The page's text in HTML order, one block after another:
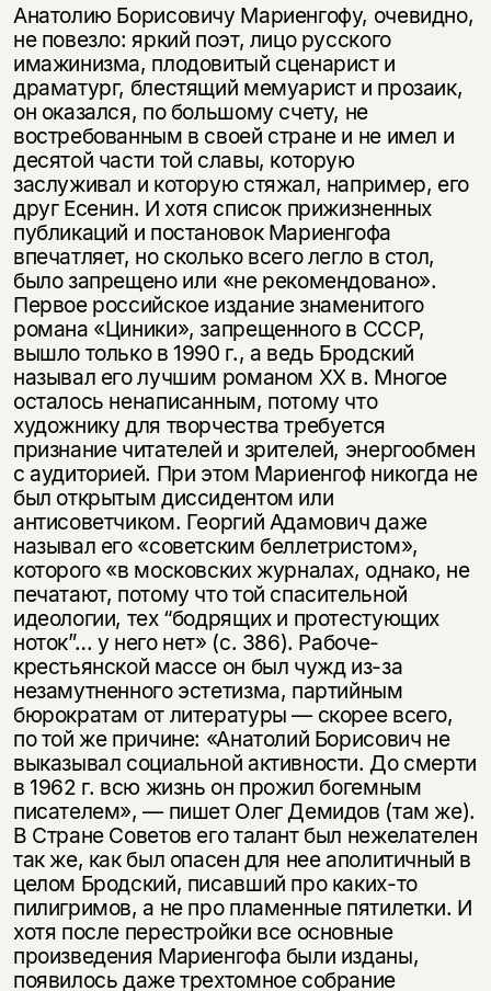
Анатолию Борисовичу Мариенгофу, очевидно,
не повезло: яркий поэт, лицо русского
имажинизма, плодовитый сценарист и
драматург, блестящий мемуарист и прозаик,
он оказался, по большому счету, не
востребованным в своей стране и не имел и
десятой части той славы, которую
заслуживал и которую стяжал, например, его
друг Есенин. И хотя список прижизненных
публикаций и постановок Мариенгофа
впечатляет, но сколько всего легло в стол,
было запрещено или «не рекомендовано».
Первое российское издание знаменитого
романа «Циники», запрещенного в СССР,
вышло только в 1990 г., а ведь Бродский
называл его лучшим романом ХХ в. Многое
осталось ненаписанным, потому что
художнику для творчества требуется
признание читателей и зрителей, энергообмен
с аудиторией. При этом Мариенгоф никогда не
был открытым диссидентом или
антисоветчиком. Георгий Адамович даже
называл его «советским беллетристом»,
которого «в московских журналах, однако, не
печатают, потому что той спасительной
идеологии, тех “бодрящих и протестующих
ноток”… у него нет» (с. 386). Рабоче-
крестьянской массе он был чужд из-за
незамутненного эстетизма, партийным
бюрократам от литературы — скорее всего,
по той же причине: «Анатолий Борисович не
выказывал социальной активности. До смерти
в 1962 г. всю жизнь он прожил богемным
писателем», — пишет Олег Демидов (там же).
В Стране Советов его талант был нежелателен
так же, как был опасен для нее аполитичный в
целом Бродский, писавший про каких-то
пилигримов, а не про пламенные пятилетки. И
хотя после перестройки все основные
произведения Мариенгофа были изданы,
появилось даже трехтомное собрание